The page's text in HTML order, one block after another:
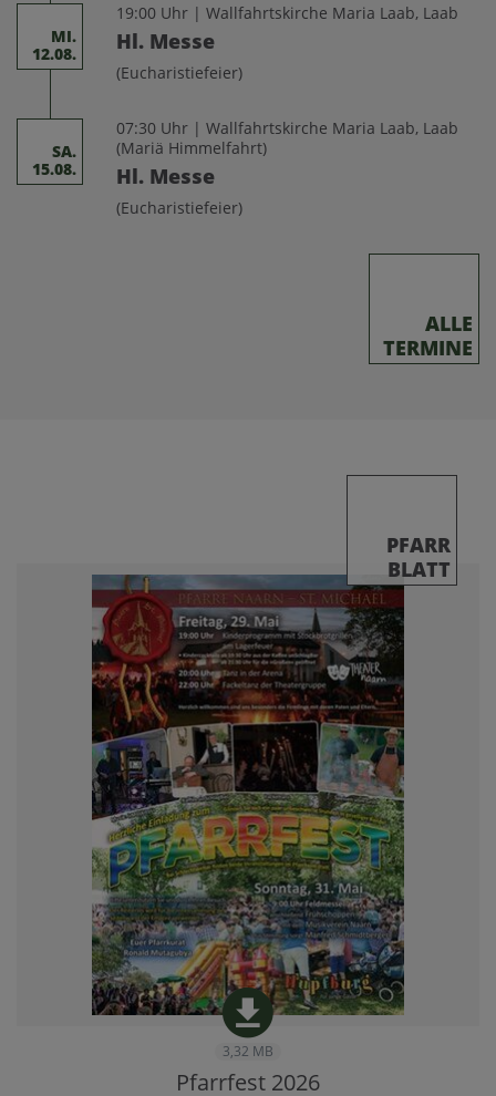
MI.
12.08.
19:00 Uhr | Wallfahrtskirche Maria Laab, Laab
Hl. Messe
(Eucharistiefeier)
SA.
15.08.
07:30 Uhr | Wallfahrtskirche Maria Laab, Laab
(Mariä Himmelfahrt)
Hl. Messe
(Eucharistiefeier)
ALLE
TERMINE
PFARR
BLATT
3,32 MB
Pfarrfest 2026